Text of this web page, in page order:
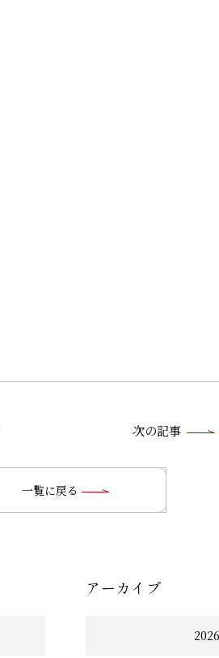
次の記事
一覧に戻る
アーカイブ
2026